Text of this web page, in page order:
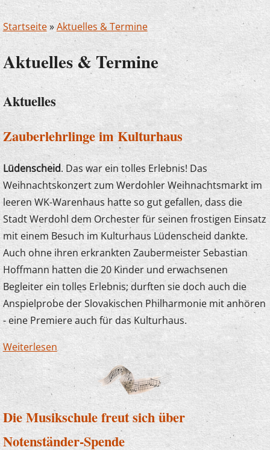
Startseite»Aktuelles & Termine
Aktuelles & Termine
Aktuelles
Zauberlehrlinge im Kulturhaus
Lüdenscheid. Das war ein tolles Erlebnis! Das
Weihnachtskonzert zum Werdohler Weihnachtsmarkt im
leeren WK-Warenhaus hatte so gut gefallen, dass die
Stadt Werdohl dem Orchester für seinen frostigen Einsatz
mit einem Besuch im Kulturhaus Lüdenscheid dankte.
Auch ohne ihren erkrankten Zaubermeister Sebastian
Hoffmann hatten die 20 Kinder und erwachsenen
Begleiter ein tolles Erlebnis; durften sie doch auch die
Anspielprobe der Slovakischen Philharmonie mit anhören
- eine Premiere auch für das Kulturhaus.
Weiterlesenüber Zauberlehrlinge im Kulturhaus
Die Musikschule freut sich über
Notenständer-Spende